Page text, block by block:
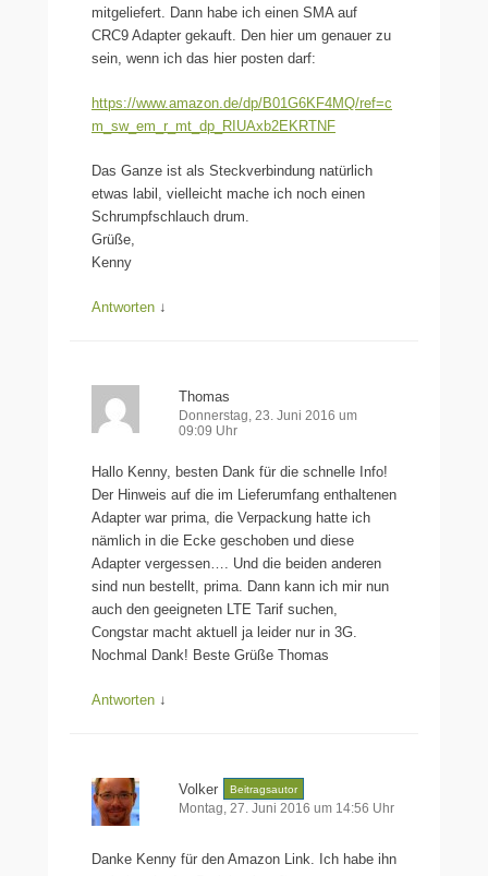
mitgeliefert. Dann habe ich einen SMA auf
CRC9 Adapter gekauft. Den hier um genauer zu
sein, wenn ich das hier posten darf:
https://www.amazon.de/dp/B01G6KF4MQ/ref=c
m_sw_em_r_mt_dp_RIUAxb2EKRTNF
Das Ganze ist als Steckverbindung natürlich
etwas labil, vielleicht mache ich noch einen
Schrumpfschlauch drum.
Grüße,
Kenny
Antworten ↓
Thomas
Donnerstag, 23. Juni 2016 um
09:09 Uhr
Hallo Kenny, besten Dank für die schnelle Info!
Der Hinweis auf die im Lieferumfang enthaltenen
Adapter war prima, die Verpackung hatte ich
nämlich in die Ecke geschoben und diese
Adapter vergessen…. Und die beiden anderen
sind nun bestellt, prima. Dann kann ich mir nun
auch den geeigneten LTE Tarif suchen,
Congstar macht aktuell ja leider nur in 3G.
Nochmal Dank! Beste Grüße Thomas
Antworten ↓
Volker Beitragsautor
Montag, 27. Juni 2016 um 14:56 Uhr
Danke Kenny für den Amazon Link. Ich habe ihn